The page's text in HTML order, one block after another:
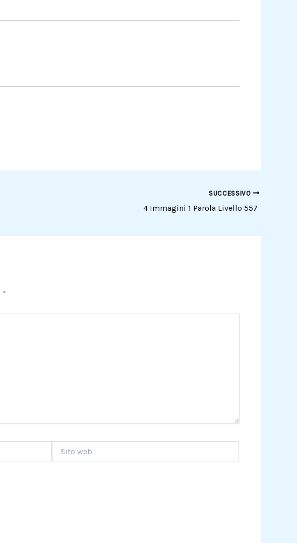
SUCCESSIVO
4 Immagini 1 Parola Livello 557
*
web